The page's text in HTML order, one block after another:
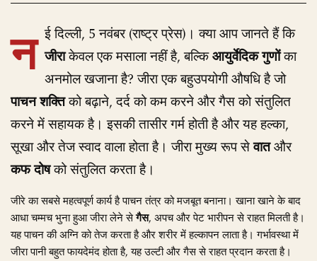
न ई दिल्ली, 5 नवंबर (राष्ट्र प्रेस)। क्या आप जानते हैं कि
जीराकेवल एक मसाला नहीं है, बल्किआयुर्वेदिक गुणोंका
अनमोल खजाना है? जीरा एक बहुउपयोगी औषधि है जो
पाचन शक्तिको बढ़ाने, दर्द को कम करने और गैस को संतुलित
करने में सहायक है। इसकी तासीर गर्म होती है और यह हल्का,
सूखा और तेज स्वाद वाला होता है। जीरा मुख्य रूप सेवातऔर
कफ दोषको संतुलित करता है।
जीरे का सबसे महत्वपूर्ण कार्य है पाचन तंत्र को मजबूत बनाना। खाना खाने के बाद
आधा चम्मच भुना हुआ जीरा लेने सेगैस, अपच और पेट भारीपन से राहत मिलती है।
यह पाचन की अग्नि को तेज करता है और शरीर में हल्कापन लाता है। गर्भावस्था में
जीरा पानी बहुत फायदेमंद होता है, यह उल्टी और गैस से राहत प्रदान करता है।